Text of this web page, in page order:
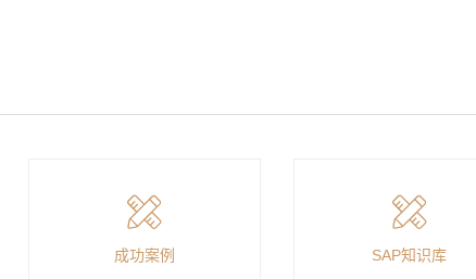
成功案例 SAP知识库